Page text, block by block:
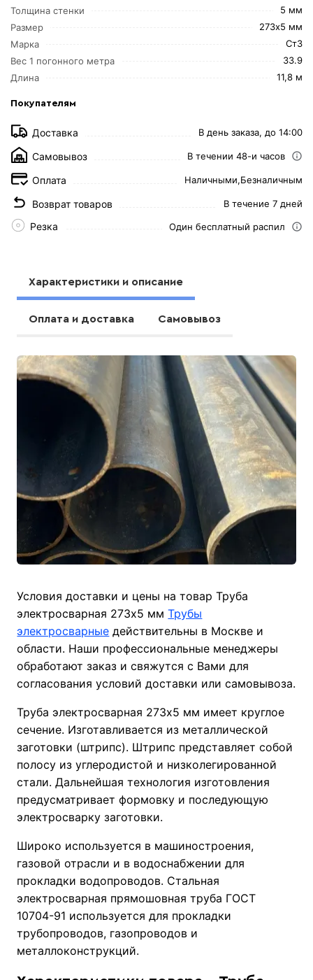
Толщина стенки
5 мм
Размер
273х5 мм
Марка
Ст3
Вес 1 погонного метра
33.9
Длина
11,8 м
Покупателям
Доставка В день заказа, до 14:00
Самовывоз В течении 48-и часов
Оплата Наличными,Безналичным
Возврат товаров В течение 7 дней
Резка Один бесплатный распил
Характеристики и описание
Оплата и доставка Самовывоз
Условия доставки и цены на товар Труба
электросварная 273х5 ммТрубы
электросварные действительны в Москве и
области. Наши профессиональные менеджеры
обработают заказ и свяжутся с Вами для
согласования условий доставки или самовывоза.
Труба электросварная 273х5 мм имеет круглое
сечение. Изготавливается из металлической
заготовки (штрипс). Штрипс представляет собой
полосу из углеродистой и низколегированной
стали. Дальнейшая технология изготовления
предусматривает формовку и последующую
электросварку заготовки.
Широко используется в машиностроения,
газовой отрасли и в водоснабжении для
прокладки водопроводов. Стальная
электросварная прямошовная труба ГОСТ
10704-91 используется для прокладки
трубопроводов, газопроводов и
металлоконструкций.